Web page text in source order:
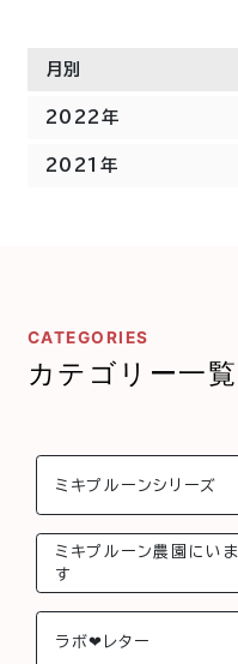
月別
2022年
2021年
CATEGORIES
カテゴリー一覧
ミキプルーンシリーズ
ミキプルーン農園にいま
す
ラボ❤︎レター